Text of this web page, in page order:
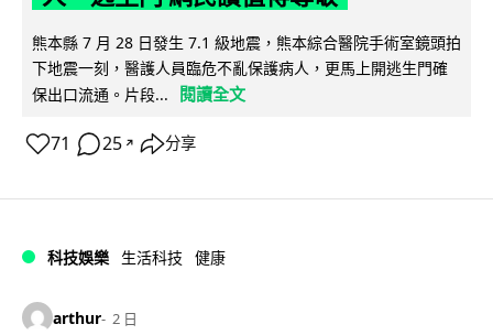
熊本縣 7 月 28 日發生 7.1 級地震，熊本綜合醫院手術室鏡頭拍
下地震一刻，醫護人員臨危不亂保護病人，更馬上開逃生門確
保出口流通。片段...
閱讀全文
71 25 ↗ 分享
科技娛樂 生活科技 健康
arthur 2 日